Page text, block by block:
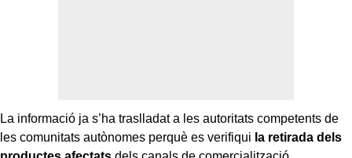
La informació ja s’ha traslladat a les autoritats competents de
les comunitats autònomes perquè es verifiqui la retirada dels